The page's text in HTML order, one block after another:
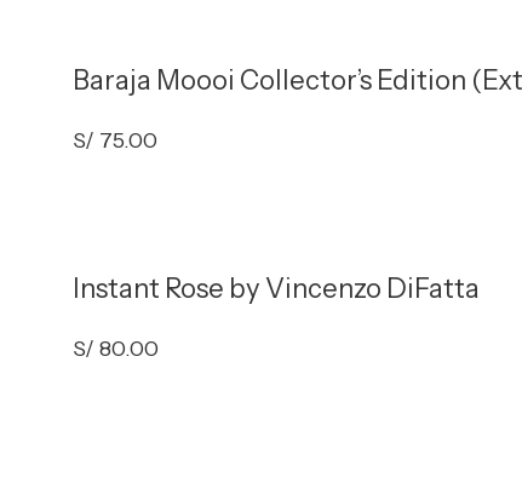
Baraja Moooi Collector’s Edition
S/ 75.00
Instant Rose by Vincenzo DiFatta
S/ 80.00